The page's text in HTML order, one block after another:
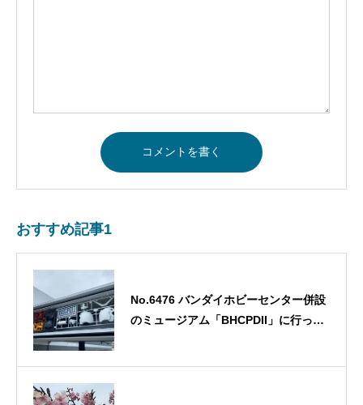
おすすめ記事1
No.6476 バンダイホビーセンター併設
のミュージアム「BHCPDII」に行って